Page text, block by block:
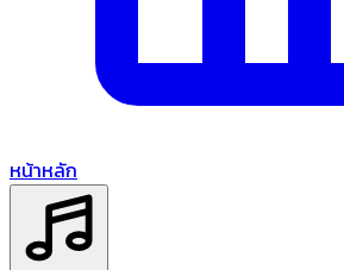
หน้าหลัก